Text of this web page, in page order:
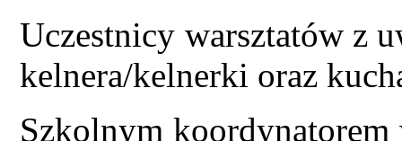
Uczestnicy warsztatów z
kelnera/kelnerki oraz
Szkolnym koordynatorem